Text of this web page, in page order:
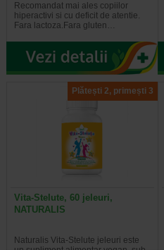
Recomandat mai ales copiilor
hiperactivi si cu deficit de atentie.
Fara lactoza.Fara gluten…
Plătești 2, primești 3
Vita-Stelute, 60 jeleuri,
NATURALIS
Naturalis Vita-Stelute jeleuri este